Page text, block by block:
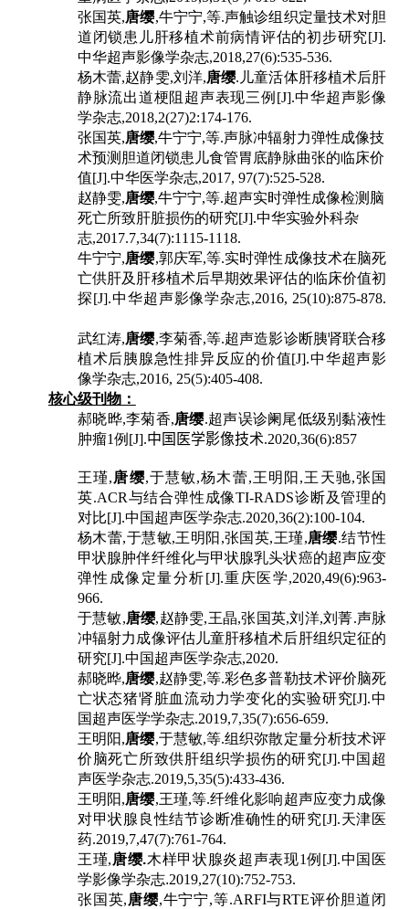
张国英,唐缨,牛宁宁,等.声触诊组织定量技术对胆
道闭锁患儿肝移植术前病情评估的初步研究[J].
中华超声影像学杂志,2018,27(6):535-536.
杨木蕾,赵静雯,刘洋,唐缨. 儿童活体肝移植术后肝
静脉流出道梗阻超声表现三例 [J].中华超声影像
学杂志,2018,2(27)2:174-176.
张国英,唐缨,牛宁宁,等.声脉冲辐射力弹性成像技
术预测胆道闭锁患儿食管胃底静脉曲张的临床价
值[J].中华医学杂志,2017, 97(7):525-528.
赵静雯,唐缨,牛宁宁,等.超声实时弹性成像检测脑
死亡所致肝脏损伤的研究[J].中华实验外科杂
志,2017.7,34(7):1115-1118.
牛宁宁,唐缨,郭庆军,等.实时弹性成像技术在脑死
亡供肝及肝移植术后早期效果评估的临床价值初
探[J].中华超声影像学杂志,2016, 25(10):875-878.
武红涛,唐缨,李菊香,等.超声造影诊断胰肾联合移
植术后胰腺急性排异反应的价值[J].中华超声影
像学杂志,2016, 25(5):405-408.
核心级刊物：
郝晓晔,李菊香,唐缨.超声误诊阑尾低级别黏液性
肿瘤1例 [J].中国医学影像技术.2020,36(6):857
王瑾, 唐缨,于慧敏,杨木蕾,王明阳 ,王天驰,张国
英.ACR与结合弹性成像TI-RADS诊断及管理的
对比[J].中国超声医学杂志.2020,36(2):100-104.
杨木蕾,于慧敏,王明阳 ,张国英,王瑾,唐缨.结节性
甲状腺肿伴纤维化与甲状腺乳头状癌的超声应变
弹性成像定量分析[J].重庆医学,2020,49(6):963-
966.
于慧敏,唐缨,赵静雯,王晶,张国英,刘洋,刘菁.声脉
冲辐射力成像评估儿童肝移植术后肝组织定征的
研究[J].中国超声医学杂志,2020.
郝晓晔,唐缨,赵静雯,等.彩色多普勒技术评价脑死
亡状态猪肾脏血流动力学变化的实验研究[J].中
国超声医学学杂志.2019,7,35(7):656-659.
王明阳,唐缨,于慧敏,等.组织弥散定量分析技术评
价脑死亡所致供肝组织学损伤的研究[J].中国超
声医学杂志.2019,5,35(5):433-436.
王明阳,唐缨,王瑾,等.纤维化影响超声应变力成像
对甲状腺良性结节诊断准确性的研究[J].天津医
药.2019,7,47(7):761-764.
王瑾, 唐缨.木样甲状腺炎超声表现1例 [J].中国医
学影像学杂志.2019,27(10):752-753.
张国英, 唐缨,牛宁宁,等.ARFI与RTE评价胆道闭